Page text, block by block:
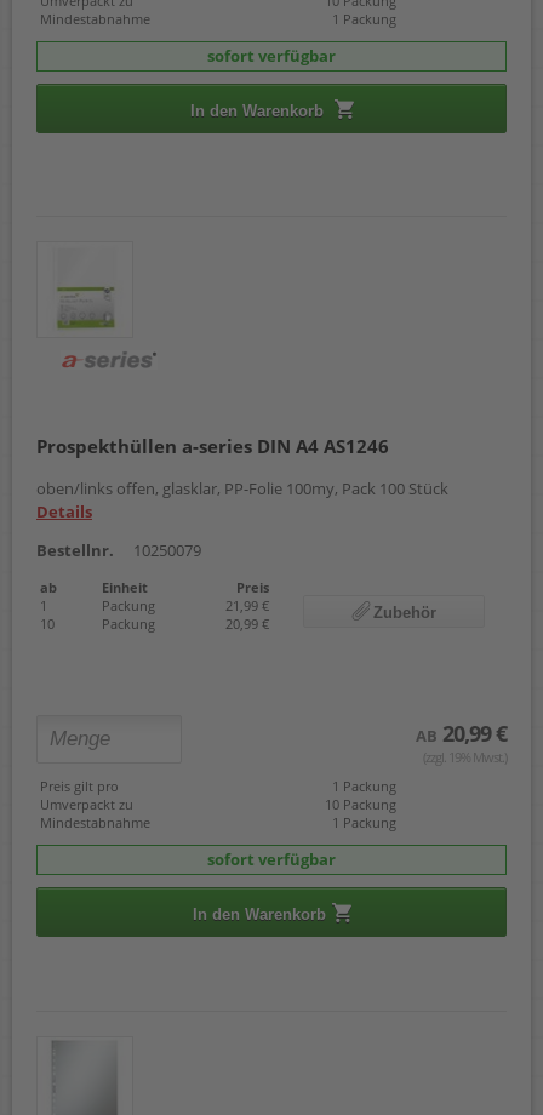
Mindestabnahme
1 Packung
sofort verfügbar
In den Warenkorb
Prospekthüllen a-series DIN A4 AS1246
oben/links offen, glasklar, PP-Folie 100my, Pack 100 Stück
Details
Bestellnr.
10250079
ab Einheit
Preis
1
Packung
21,99 €
10
Packung 20,99 €
Zubehör
AB 20,99 €
(zzgl. 19% Mwst.)
Preis gilt pro
1 Packung
Umverpackt zu
10 Packung
Mindestabnahme
1 Packung
sofort verfügbar
In den Warenkorb